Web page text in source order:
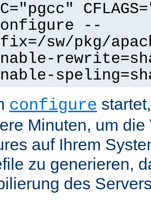
--
sw/pkg/
configure
Minuten, um
auf Ihrem
zu generieren,
des